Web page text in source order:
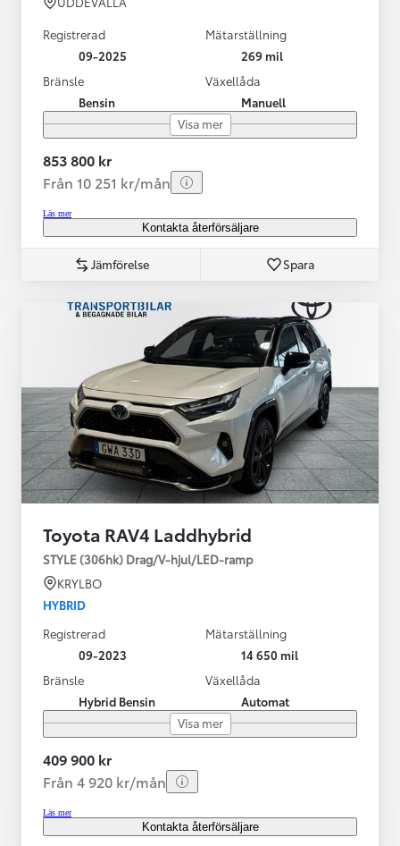
Registrerad
09-2025
Mätarställning
269 mil
Bränsle
Bensin
Växellåda
Manuell
Visa mer
853 800 kr
Från 10 251 kr/mån
Läs mer
Kontakta återförsäljare
Jämförelse Spara
Toyota RAV4 Laddhybrid
STYLE (306hk) Drag/V-hjul/LED-ramp
KRYLBO
HYBRID
Registrerad
09-2023
Mätarställning
14 650 mil
Bränsle
Hybrid Bensin
Växellåda
Automat
Visa mer
409 900 kr
Från 4 920 kr/mån
Läs mer
Kontakta återförsäljare